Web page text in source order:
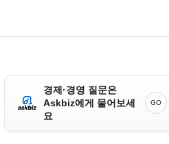
경제·경영 질문은
Askbiz에게 물어보세
요
GO